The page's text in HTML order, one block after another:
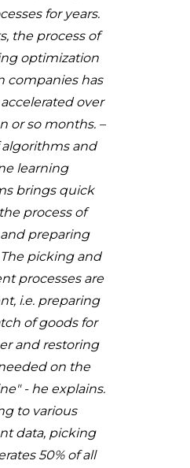
for years.
the process of
optimization
companies has
over
or so months. –
algorithms and
learning
brings quick
process of
preparing
picking and
processes are
i.e. preparing
of goods for
and restoring
on the
- he explains.
to various
data, picking
50% of all